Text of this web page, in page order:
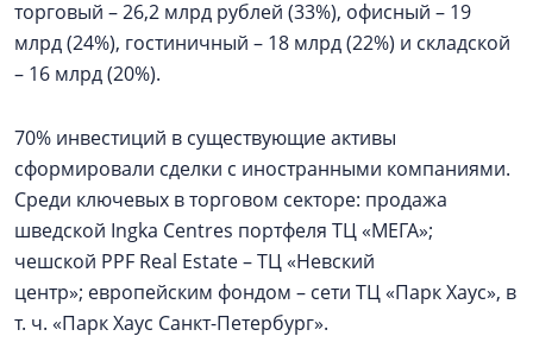
торговый – 26,2 млрд рублей (33%), офисный – 19
млрд (24%), гостиничный – 18 млрд (22%) и складской
– 16 млрд (20%).
70% инвестиций в существующие активы
сформировали сделки с иностранными компаниями.
Среди ключевых в торговом секторе: продажа
шведской Ingka Centres портфеля ТЦ «МЕГА»;
чешской PPF Real Estate – ТЦ «Невский
центр»; европейским фондом – сети ТЦ «Парк Хаус», в
т. ч. «Парк Хаус Санкт-Петербург».